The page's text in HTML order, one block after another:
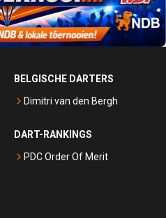
BELGISCHE DARTERS
Dimitri van den Bergh
DART-RANKINGS
PDC Order Of Merit